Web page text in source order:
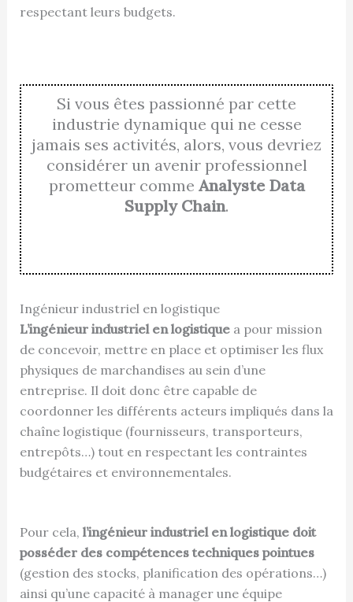
respectant leurs budgets.
Si vous êtes passionné par cette
industrie dynamique qui ne cesse
jamais ses activités, alors, vous devriez
considérer un avenir professionnel
prometteur comme Analyste Data
Supply Chain.
Ingénieur industriel en logistique
L’ingénieur industriel en logistiquea pour mission
de concevoir, mettre en place et optimiser les flux
physiques de marchandises au sein d’une
entreprise. Il doit donc être capable de
coordonner les différents acteurs impliqués dans la
chaîne logistique (fournisseurs, transporteurs,
entrepôts…) tout en respectant les contraintes
budgétaires et environnementales.
Pour cela, l’ingénieur industriel en logistique doit
posséder des compétences techniques pointues
(gestion des stocks, planification des opérations…)
ainsi qu’une capacité à manager une équipe